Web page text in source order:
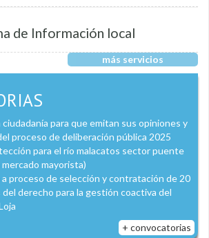
de Información local
más servicios
ciudadanía para que emitan sus opiniones y
proceso de deliberación pública 2025
para el río malacatos sector puente
mayorista)
proceso de selección y contratación de 20
derecho para la gestión coactiva del
+ convocatorias